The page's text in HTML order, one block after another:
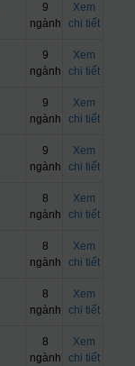
9
ngành
Xem
chi tiết
9
ngành
Xem
chi tiết
9
ngành
Xem
chi tiết
9
ngành
Xem
chi tiết
8
ngành
Xem
chi tiết
8
ngành
Xem
chi tiết
8
ngành
Xem
chi tiết
8
ngành
Xem
chi tiết